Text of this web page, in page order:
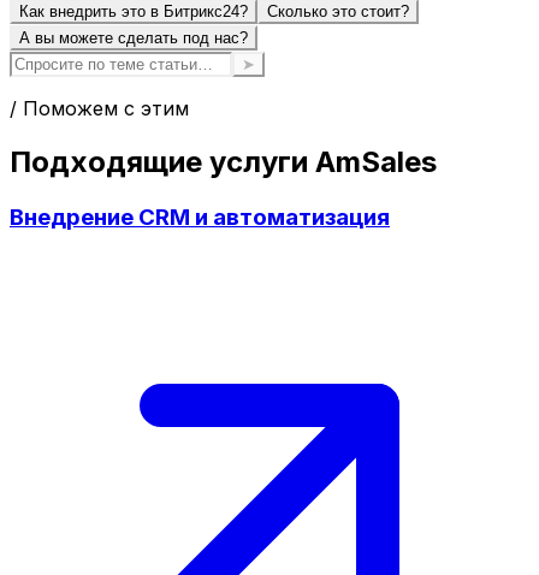
Как внедрить это в Битрикс24?
Сколько это стоит?
А вы можете сделать под нас?
➤
/ Поможем с этим
Подходящие услуги AmSales
Внедрение CRM и автоматизация